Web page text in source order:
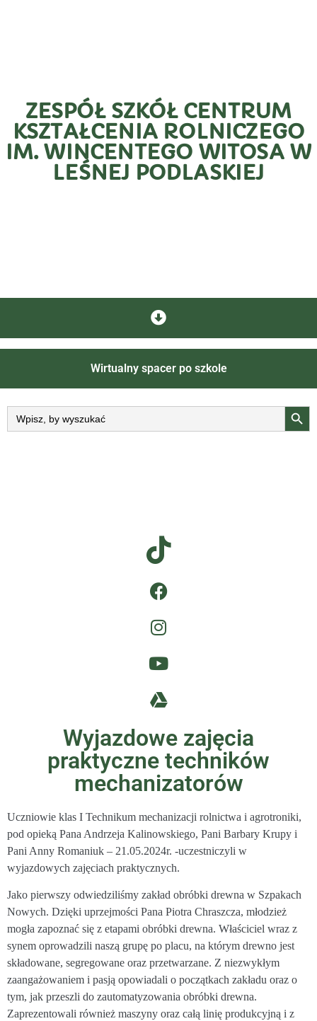
ZESPÓŁ SZKÓŁ CENTRUM
KSZTAŁCENIA ROLNICZEGO
IM. WINCENTEGO WITOSA W
LEŚNEJ PODLASKIEJ
Wirtualny spacer po szkole
Search
for:
Wyjazdowe zajęcia
praktyczne techników
mechanizatorów
Uczniowie klas I Technikum mechanizacji rolnictwa i agrotroniki,
pod opieką Pana Andrzeja Kalinowskiego, Pani Barbary Krupy i
Pani Anny Romaniuk – 21.05.2024r. -uczestniczyli w
wyjazdowych zajęciach praktycznych.
Jako pierwszy odwiedziliśmy zakład obróbki drewna w Szpakach
Nowych. Dzięki uprzejmości Pana Piotra Chraszcza, młodzież
mogła zapoznać się z etapami obróbki drewna. Właściciel wraz z
synem oprowadzili naszą grupę po placu, na którym drewno jest
składowane, segregowane oraz przetwarzane. Z niezwykłym
zaangażowaniem i pasją opowiadali o początkach zakładu oraz o
tym, jak przeszli do zautomatyzowania obróbki drewna.
Zaprezentowali również maszyny oraz całą linię produkcyjną i z